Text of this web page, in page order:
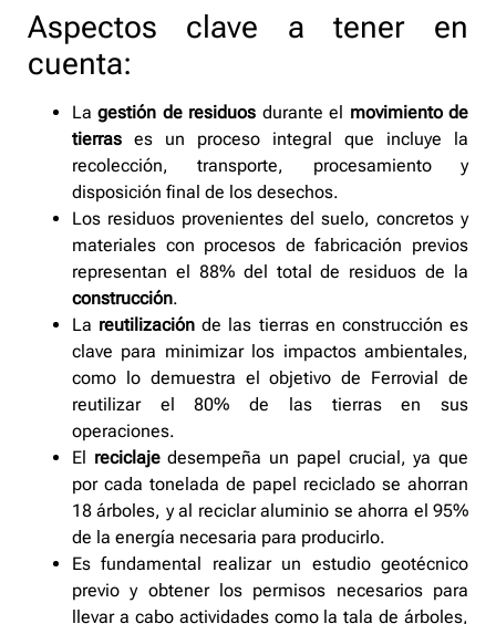
Aspectos clave a tener en
cuenta:
Lagestión de residuos durante el movimiento de
tierras es un proceso integral que incluye la
recolección, transporte, procesamiento y
disposición final de los desechos.
Los residuos provenientes del suelo, concretos y
materiales con procesos de fabricación previos
representan el 88% del total de residuos de la
construcción.
La reutilización de las tierras en construcción es
clave para minimizar los impactos ambientales,
como lo demuestra el objetivo de Ferrovial de
reutilizar el 80% de las tierras en sus
operaciones.
El reciclajedesempeña un papel crucial, ya que
por cada tonelada de papel reciclado se ahorran
18 árboles, y al reciclar aluminio se ahorra el 95%
de la energía necesaria para producirlo.
Es fundamental realizar un estudio geotécnico
previo y obtener los permisos necesarios para
llevar a cabo actividades como la tala de árboles,